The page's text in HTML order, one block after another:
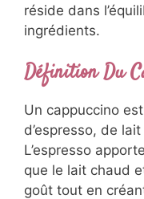
réside dans
ingrédients.
Définition Du
Un cappuccino
d’espresso, de
L’espresso
que le lait chaud
goût tout en